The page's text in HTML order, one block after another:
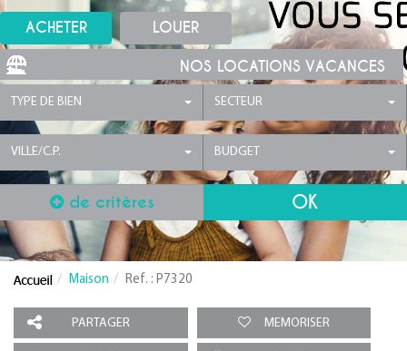
ACHETER LOUER
NOS LOCATIONS VACANCES
TYPE DE BIEN SECTEUR
VILLE/C.P. BUDGET
de critères
Maison Ref. : P7320
PARTAGER MEMORISER